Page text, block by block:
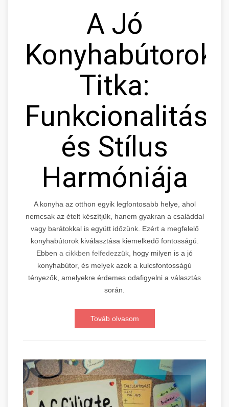
A Jó
Konyhabútorok
Titka:
Funkcionalitás
és Stílus
Harmóniája
A konyha az otthon egyik legfontosabb helye, ahol
nemcsak az ételt készítjük, hanem gyakran a családdal
vagy barátokkal is együtt időzünk. Ezért a megfelelő
konyhabútorok kiválasztása kiemelkedő fontosságú.
Ebben a cikkben felfedezzük, hogy milyen is a jó
konyhabútor, és melyek azok a kulcsfontosságú
tényezők, amelyekre érdemes odafigyelni a választás
során.
Továb olvasom